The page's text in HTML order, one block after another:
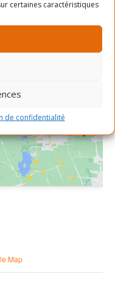
certaines caractéristiques
de confidentialité
Map
cookies
contenu